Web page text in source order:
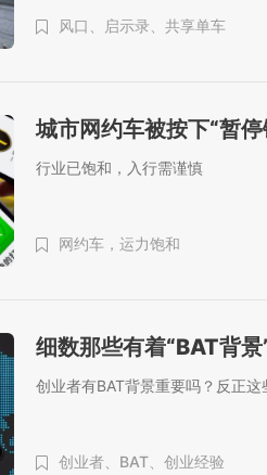
风口、 启示录、 共享单车
城市网约车被按下“暂停
行业已饱和，入行需谨慎
网约车，运力饱和
细数那些有着“BAT背
创业者有BAT背景重要吗？反正
创业者、 BAT、 创业经验